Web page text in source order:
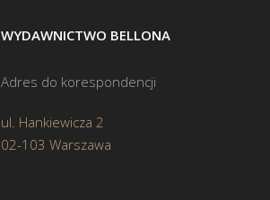
WYDAWNICTWO BELLONA
Adres do korespondencji
ul. Hankiewicza 2
02-103 Warszawa